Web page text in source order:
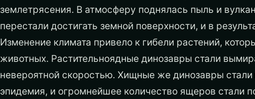
землетрясения. В атмосферу поднялась пыль и
перестали достигать земной поверхности, и в
Изменение климата привело к гибели растений,
животных. Растительноядные динозавры стали
невероятной скоростью. Хищные же динозавры
эпидемия, и огромнейшее количество ящеров стали